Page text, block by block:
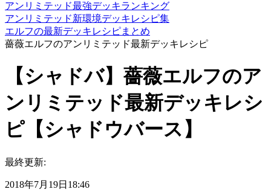
アンリミテッド最強デッキランキング
アンリミテッド新環境デッキレシピ集
エルフの最新デッキレシピまとめ
薔薇エルフのアンリミテッド最新デッキレシピ
【シャドバ】薔薇エルフのア
ンリミテッド最新デッキレシ
ピ【シャドウバース】
最終更新:
2018年7月19日18:46